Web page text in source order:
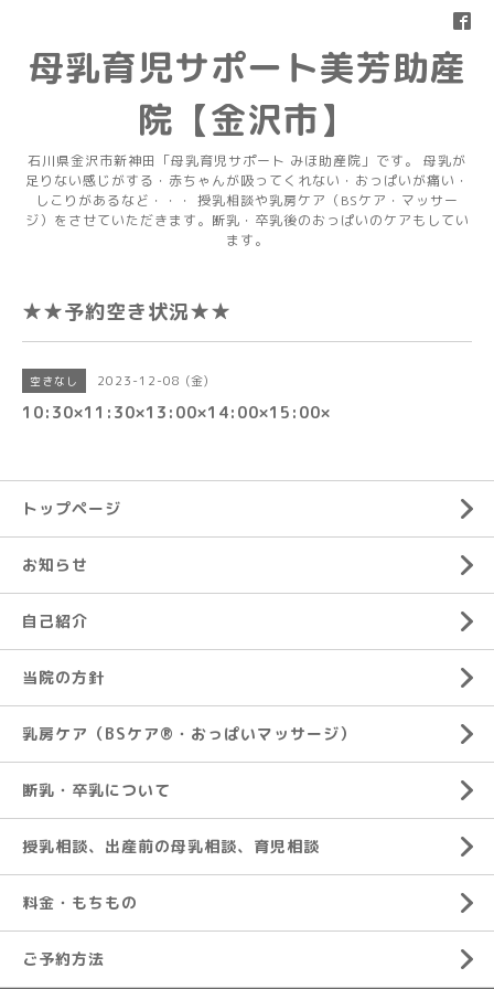
母乳育児サポート美芳助産
院【金沢市】
石川県金沢市新神田「母乳育児サポート みほ助産院」です。 母乳が
足りない感じがする・赤ちゃんが吸ってくれない・おっぱいが痛い・
しこりがあるなど・・・ 授乳相談や乳房ケア（BSケア・マッサー
ジ）をさせていただきます。断乳・卒乳後のおっぱいのケアもしてい
ます。
★★予約空き状況★★
空きなし 2023-12-08 (金)
10:30×11:30×13:00×14:00×15:00×
トップページ
お知らせ
自己紹介
当院の方針
乳房ケア（BSケア®︎・おっぱいマッサージ）
断乳・卒乳について
授乳相談、出産前の母乳相談、育児相談
料金・もちもの
ご予約方法